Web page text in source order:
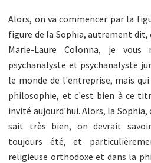
Alors, on va commencer par la
figure de la Sophia, autrement dit,
Marie-Laure Colonna, je
psychanalyste et psychanalyste
le monde de l'entreprise, mais
philosophie, et c'est bien à ce
invité aujourd'hui. Alors, la
sait très bien, on devrait
toujours été, et
religieuse orthodoxe et dans la